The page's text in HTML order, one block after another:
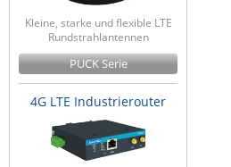
News zu unseren Herstellern
Kleine, starke und flexible LTE
Rundstrahlantennen
PUCK Serie
4G LTE Industrierouter